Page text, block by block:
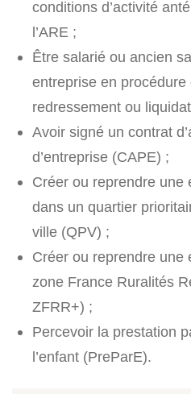
conditions d’activité
l’ARE ;
Être salarié ou ancien
entreprise en procédure
redressement ou
Avoir signé un contrat
d’entreprise (CAPE) ;
Créer ou reprendre une
dans un quartier
ville (QPV) ;
Créer ou reprendre une
zone France Ruralités
ZFRR+) ;
Percevoir la prestation
l’enfant (PreParE).